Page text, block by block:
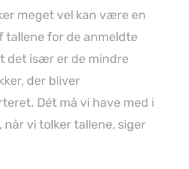
meget vel kan være en
tallene for de anmeldte
det især er de mindre
der bliver
Dét må vi have med i
når vi tolker tallene, siger